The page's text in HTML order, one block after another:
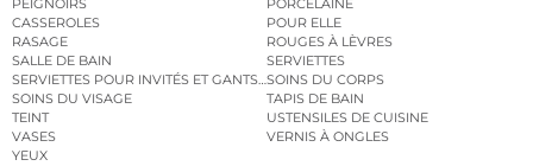
PEIGNOIRS
PORCELAINE
CASSEROLES
POUR ELLE
RASAGE
ROUGES À LÈVRES
SALLE DE BAIN
SERVIETTES
SERVIETTES POUR INVITÉS ET GANTS DE TOILETTE
SOINS DU CORPS
SOINS DU VISAGE
TAPIS DE BAIN
TEINT
USTENSILES DE CUISINE
VASES
VERNIS À ONGLES
YEUX